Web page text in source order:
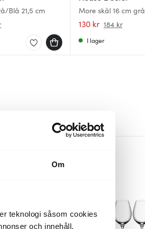
Om
teknologi såsom cookies
och innehåll,
Blå 21,5 cm More skål 16 cm grå
130 kr 184 kr
I lager